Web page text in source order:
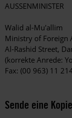
AUSSENMINISTER
Walid al-Mu'allim
Ministry of Foreign
Al-Rashid Street,
(korrekte Anrede:
Fax: (00 963) 11
Sende eine